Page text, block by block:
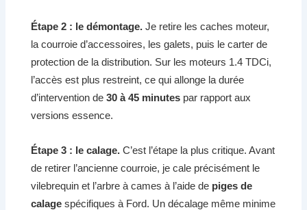
Étape 2 : le démontage. Je retire les caches moteur,
la courroie d’accessoires, les galets, puis le carter de
protection de la distribution. Sur les moteurs 1.4 TDCi,
l’accès est plus restreint, ce qui allonge la durée
d’intervention de30 à 45 minutes par rapport aux
versions essence.
Étape 3 : le calage. C’est l’étape la plus critique. Avant
de retirer l’ancienne courroie, je cale précisément le
vilebrequin et l’arbre à cames à l’aide de piges de
calage spécifiques à Ford. Un décalage même minime